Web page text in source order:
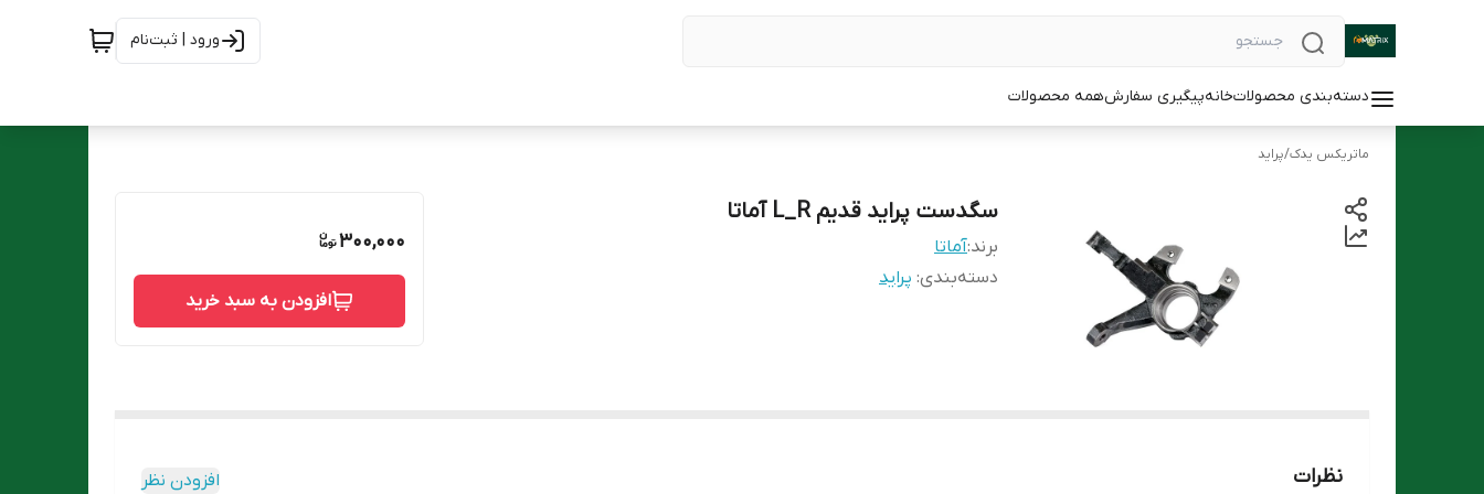
ورود | ثبت‌نام
دسته‌بندی محصولاتخانهپیگیری سفارشهمه محصولات
ماتریکس یدک/پراید
سگدست پراید قدیم L_R آماتا
برند:آماتا
دسته‌بندی: پراید
300,000
افزودن به سبد خرید
نظرات افزودن نظر